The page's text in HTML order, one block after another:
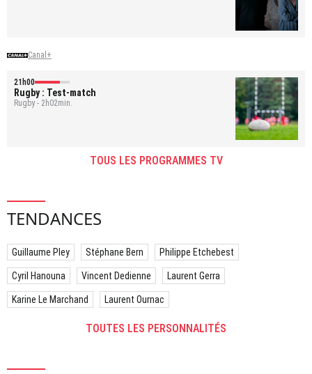
Canal+
21h00
Rugby : Test-match
Rugby - 2h02min.
TOUS LES PROGRAMMES TV
TENDANCES
Guillaume Pley Stéphane Bern Philippe Etchebest
Cyril Hanouna Vincent Dedienne Laurent Gerra
Karine Le Marchand Laurent Ournac
TOUTES LES PERSONNALITÉS